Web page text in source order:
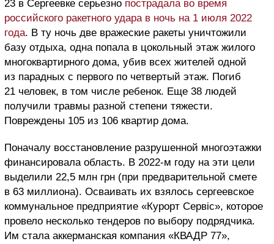
23 в Сергеевке серьезно пострадала во время
российского ракетного удара в ночь на 1 июля 2022
года. В ту ночь две вражеские ракеты уничтожили
базу отдыха, одна попала в цокольный этаж жилого
многоквартирного дома, убив всех жителей одной
из парадных с первого по четвертый этаж. Погиб
21 человек, в том числе ребенок. Еще 38 людей
получили травмы разной степени тяжести.
Повреждены 105 из 106 квартир дома.
Поначалу восстановление разрушенной многоэтажки
финансировала область. В 2022-м году на эти цели
выделили 22,5 млн грн (при предварительной смете
в 63 миллиона). Осваивать их взялось сергеевское
коммунальное предприятие «Курорт Сервіс», которое
провело несколько тендеров по выбору подрядчика.
Им стала аккерманская компания «КВАДР 77»,